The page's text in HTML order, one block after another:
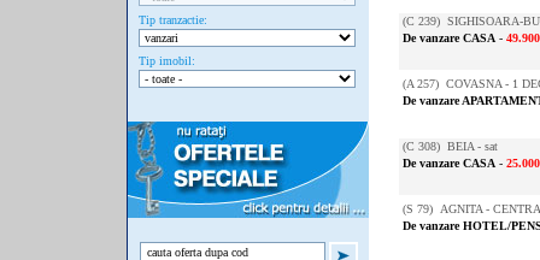
Tip tranzactie:
Tip imobil:
(C 239) SIGHISOARA-
De vanzare CASA -
(A 257) COVASNA - 1
De vanzare
(C 308) BEIA - sat
De vanzare CASA -
(S 79) AGNITA -
De vanzare HOTEL/